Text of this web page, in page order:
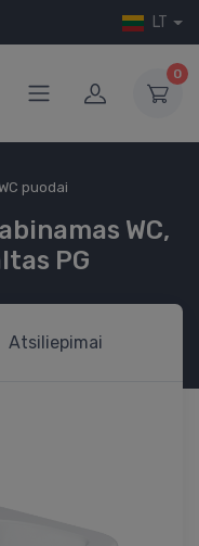
LT
0
puodai
WC,
PG
Atsiliepimai